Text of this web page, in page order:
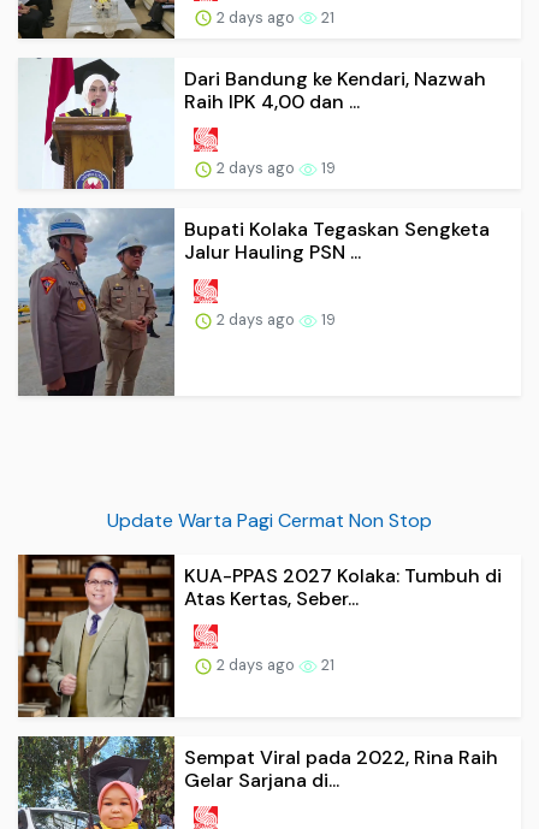
2 days ago 21
Dari Bandung ke Kendari, Nazwah
Raih IPK 4,00 dan ...
2 days ago 19
Bupati Kolaka Tegaskan Sengketa
Jalur Hauling PSN ...
2 days ago 19
Update Warta Pagi Cermat Non Stop
KUA-PPAS 2027 Kolaka: Tumbuh di
Atas Kertas, Seber...
2 days ago 21
Sempat Viral pada 2022, Rina Raih
Gelar Sarjana di...